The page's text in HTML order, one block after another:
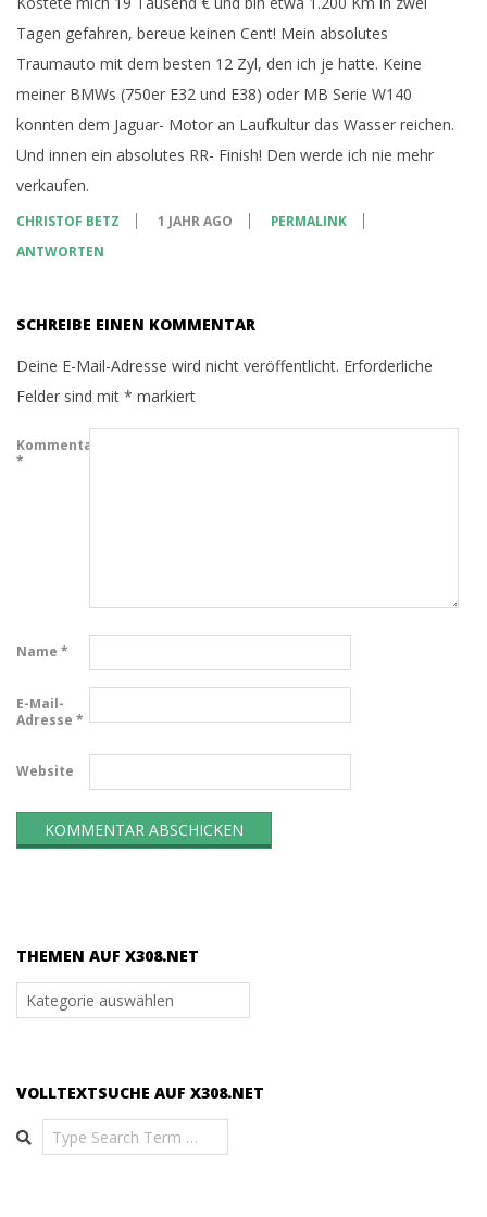
Tagen gefahren, bereue keinen Cent! Mein absolutes
Traumauto mit dem besten 12 Zyl, den ich je hatte. Keine
meiner BMWs (750er E32 und E38) oder MB Serie W140
konnten dem Jaguar- Motor an Laufkultur das Wasser reichen.
Und innen ein absolutes RR- Finish! Den werde ich nie mehr
verkaufen.
CHRISTOF BETZ 1 JAHR AGO
PERMALINK
ANTWORTEN
SCHREIBE EINEN KOMMENTAR
Deine E-Mail-Adresse wird nicht veröffentlicht. Erforderliche
Felder sind mit * markiert
Kommentar
*
Name *
E-Mail-
Adresse *
Website
THEMEN AUF X308.NET
Themen
auf
VOLLTEXTSUCHE AUF X308.NET
Search